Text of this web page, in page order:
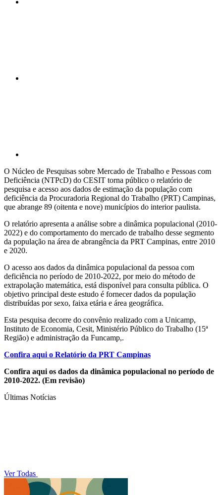
O Núcleo de Pesquisas sobre Mercado de Trabalho e Pessoas com
Deficiência (NTPcD) do CESIT torna público o relatório de
pesquisa e acesso aos dados de estimação da população com
deficiência da Procuradoria Regional do Trabalho (PRT) Campinas,
que abrange 89 (oitenta e nove) municípios do interior paulista.
O relatório apresenta a análise sobre a dinâmica populacional (2010-
2022) e do comportamento do mercado de trabalho desse segmento
da população na área de abrangência da PRT Campinas, entre 2010
e 2020.
O acesso aos dados da dinâmica populacional da pessoa com
deficiência no período de 2010-2022, por meio do método de
extrapolação matemática, está disponível para consulta pública. O
objetivo principal deste estudo é fornecer dados da população
distribuídas por sexo, faixa etária e área geográfica.
Esta pesquisa decorre do convênio realizado com a Unicamp,
Instituto de Economia, Cesit, Ministério Público do Trabalho (15ª
Região) e administração da Funcamp,.
Confira aqui o Relatório da PRT Campinas
Confira aqui os dados da dinâmica populacional no período de
2010-2022. (Em revisão)
Últimas Notícias
Ver Todas